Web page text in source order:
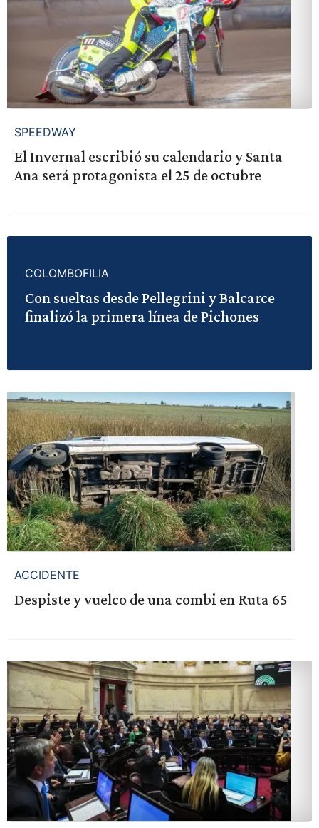
SPEEDWAY
El Invernal escribió su calendario y Santa
Ana será protagonista el 25 de octubre
COLOMBOFILIA
Con sueltas desde Pellegrini y Balcarce
finalizó la primera línea de Pichones
ACCIDENTE
Despiste y vuelco de una combi en Ruta 65